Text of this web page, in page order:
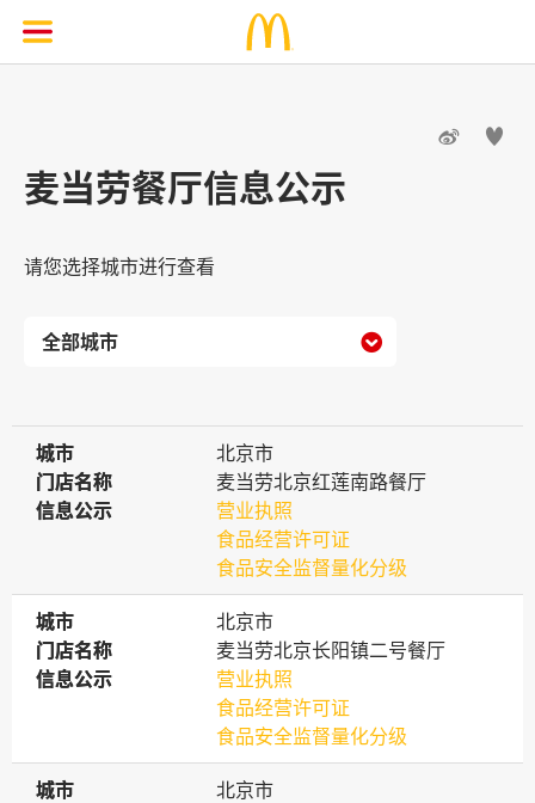
 
麦当劳餐厅信息公示
请您选择城市进行查看

城市
城市
北京市
门店名称
门店名称
麦当劳北京红莲南路餐厅
信息公示
信息公示
营业执照
食品经营许可证
食品安全监督量化分级
城市
城市
北京市
门店名称
门店名称
麦当劳北京长阳镇二号餐厅
信息公示
信息公示
营业执照
食品经营许可证
食品安全监督量化分级
城市
城市
北京市